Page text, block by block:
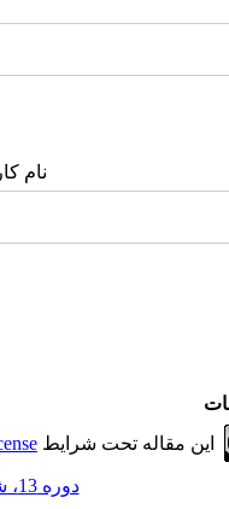
نام
این مقاله تحت شرایط
دوره 13، شماره 6 - ( بهمن و اسفند 1404 )